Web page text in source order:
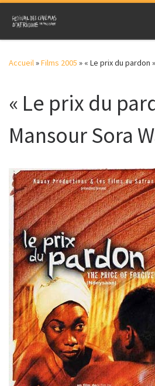
Skip to content
Accueil»Films 2005 » « Le prix du pardon
« Le prix du
Mansour Sora